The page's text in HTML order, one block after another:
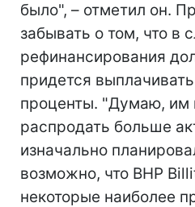
было", – отметил он.
забывать о том, что в
рефинансирования
придется
проценты. "Думаю, им
распродать больше
изначально
возможно, что BHP
некоторые наиболее